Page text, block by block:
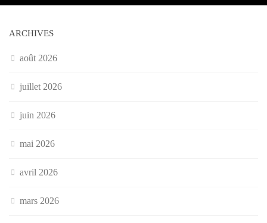
ARCHIVES
août 2026
juillet 2026
juin 2026
mai 2026
avril 2026
mars 2026